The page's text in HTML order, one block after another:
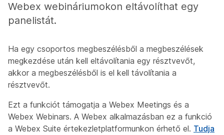
Webex webináriumokon eltávolíthat egy
panelistát.
Ha egy csoportos megbeszélésből a megbeszélések
megkezdése után kell eltávolítania egy résztvevőt,
akkor a megbeszélésből is el kell távolítania a
résztvevőt.
Ezt a funkciót támogatja a Webex Meetings és a
Webex Webinars. A Webex alkalmazásban ez a funkció
a Webex Suite értekezletplatformunkon érhető el. Tudja